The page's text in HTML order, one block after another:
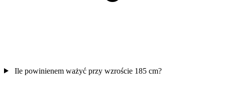
Ile powinienem ważyć przy wzroście 185 cm?